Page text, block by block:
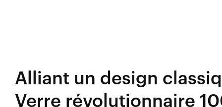
Alliant un design
Verre révolutionnaire